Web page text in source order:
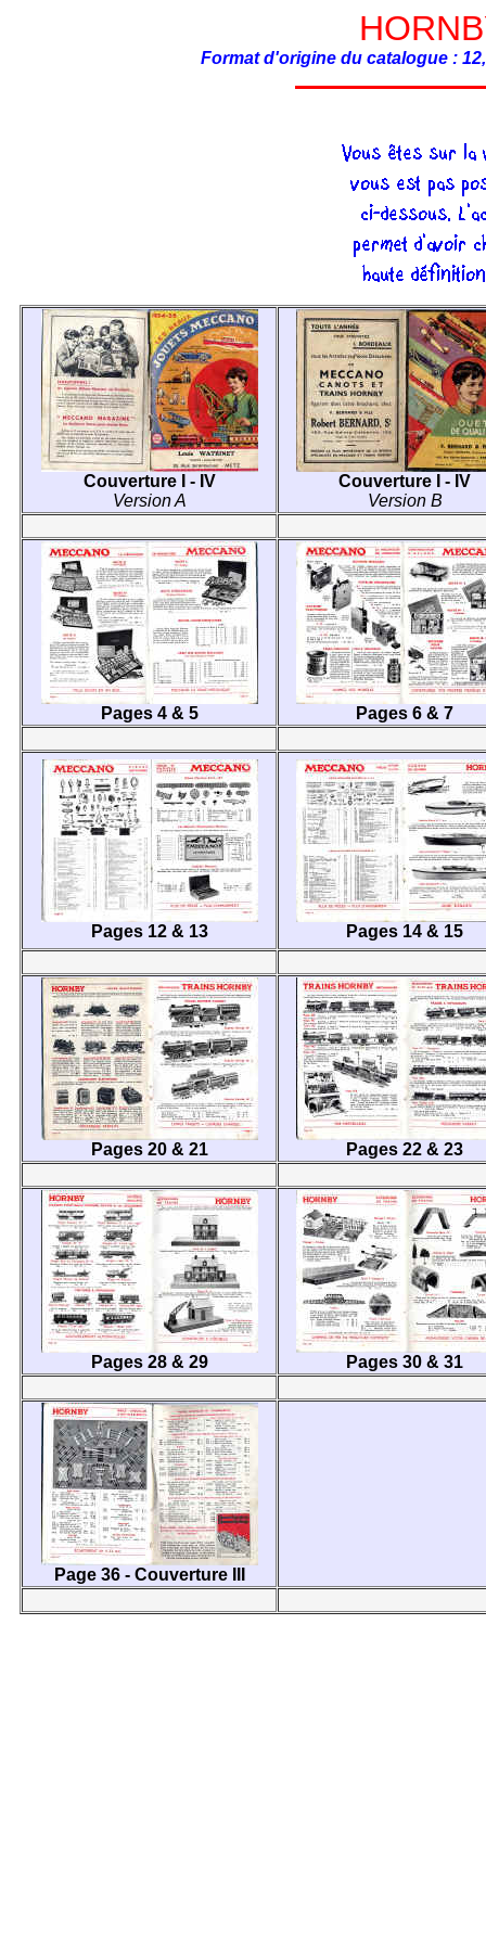
Format d'origine du catalogue :
Couverture I - IV
Version A
Couverture I - IV
Version B
Pages 4 & 5 Pages 6 & 7
Pages 12 & 13 Pages 14 & 15
Pages 20 & 21 Pages 22 & 23
Pages 28 & 29 Pages 30 & 31
Page 36 - Couverture III